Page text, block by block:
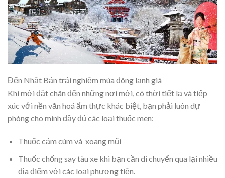
Đến Nhật Bản trải nghiệm mùa đông lạnh giá
Khi mới đặt chân đến những nơi mới, có thời tiết lạ và tiếp
xúc với nền văn hoá ẩm thực khác biệt, bạn phải luôn dự
phòng cho mình đầy đủ các loại thuốc men:
Thuốc cảm cúm và xoang mũi
Thuốc chống say tàu xe khi bạn cần di chuyển qua lại nhiều
địa điểm với các loại phương tiện.